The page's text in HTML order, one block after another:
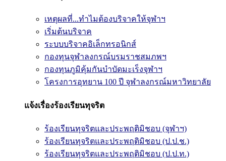
เหตุผลที่...ทำไมต้องบริจาคให้จุฬาฯ
เริ่มต้นบริจาค
ระบบบริจาคอิเล็กทรอนิกส์
กองทุนจุฬาลงกรณ์บรมราชสมภพฯ
กองทุนภูมิคุ้มกันบำบัดมะเร็งจุฬาฯ
โครงการอุทยาน 100 ปี จุฬาลงกรณ์มหาวิทยาลัย
แจ้งเรื่องร้องเรียนทุจริต
ร้องเรียนทุจริตและประพฤติมิชอบ (จุฬาฯ)
ร้องเรียนทุจริตและประพฤติมิชอบ (ป.ป.ช.)
ร้องเรียนทุจริตและประพฤติมิชอบ (ป.ป.ท.)